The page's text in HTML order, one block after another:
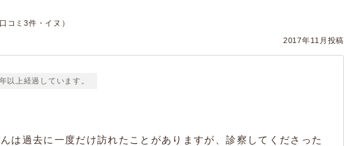
コミ3件・イヌ）
2017年11月投稿
以上経過しています。
は過去に一度だけ訪れたことがありますが、診察してくださった